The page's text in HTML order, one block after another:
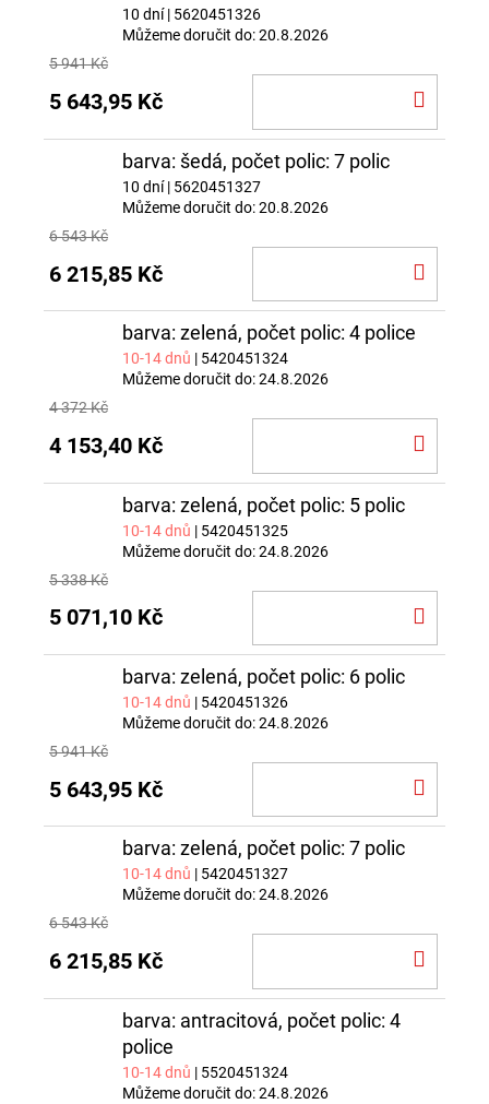
10 dní| 5620451326
Můžeme doručit do:20.8.2026
5 941 Kč
5 643,95 Kč
barva: šedá, počet polic: 7 polic
10 dní| 5620451327
Můžeme doručit do:20.8.2026
6 543 Kč
6 215,85 Kč
barva: zelená, počet polic: 4 police
10-14 dnů | 5420451324
Můžeme doručit do:24.8.2026
4 372 Kč
4 153,40 Kč
barva: zelená, počet polic: 5 polic
10-14 dnů | 5420451325
Můžeme doručit do:24.8.2026
5 338 Kč
5 071,10 Kč
barva: zelená, počet polic: 6 polic
10-14 dnů | 5420451326
Můžeme doručit do:24.8.2026
5 941 Kč
5 643,95 Kč
barva: zelená, počet polic: 7 polic
10-14 dnů | 5420451327
Můžeme doručit do:24.8.2026
6 543 Kč
6 215,85 Kč
barva: antracitová, počet polic: 4
police
10-14 dnů | 5520451324
Můžeme doručit do:24.8.2026